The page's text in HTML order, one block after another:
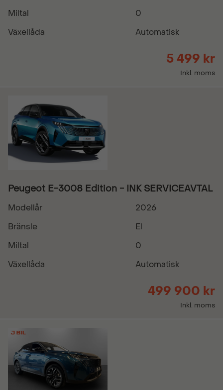
Miltal
0
Växellåda
Automatisk
5 499 kr
Inkl. moms
Peugeot E-3008 Edition - INK SERVICEAVTAL
Modellår
2026
Bränsle
El
Miltal
0
Växellåda
Automatisk
499 900 kr
Inkl. moms